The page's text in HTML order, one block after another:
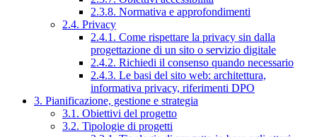
2.3.8. Normativa e approfondimenti
2.4. Privacy
2.4.1. Come rispettare la privacy sin dalla
progettazione di un sito o servizio digitale
2.4.2. Richiedi il consenso quando necessario
2.4.3. Le basi del sito web: architettura,
informativa privacy, riferimenti DPO
3. Pianificazione, gestione e strategia
3.1. Obiettivi del progetto
3.2. Tipologie di progetti